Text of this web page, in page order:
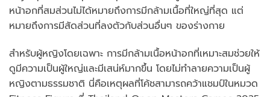
หน้าอกที่สมส่วนไม่ได้หมายถึงการมีกล้ามเนื้อที่ใหญ่ที่สุด แต่
หมายถึงการมีสัดส่วนที่ลงตัวกับส่วนอื่นๆ ของร่างกาย
สำหรับผู้หญิงโดยเฉพาะ การมีกล้ามเนื้อหน้าอกที่เหมาะสมช่วยให้
ดูมีความเป็นผู้ใหญ่และมีเสน่ห์มากขึ้น โดยไม่ทำลายความเป็นผู้
หญิงตามธรรมชาติ นี่คือเหตุผลที่โค้ชสามารถคว้าแชมป์ในหมวด